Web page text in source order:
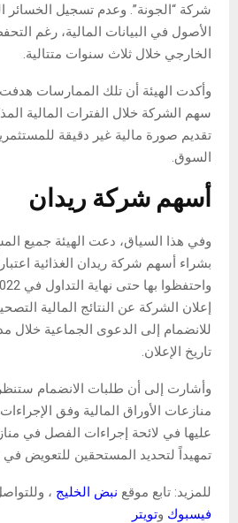
شركة “الجونة”. وعدم تسجيل الخسائر
الأصول في البيانات المالية، رغم
الخارجي خلال ثلاث سنوات متتالية.
وأكدت الهيئة أن تلك الممارسات هدفت
سهم الشركة خلال الفترات المالية
تقديم صورة مالية غير دقيقة
السوق.
أسهم شركة ريدان
وفي هذا السياق، دعت الهيئة جميع
إعلان الشركة عن النتائج المالية
تاريخ الإعلان.
وأشارت إلى أن طلبات الانضمام
منازعات الأوراق المالية وفق
عليها في لائحة إجراءات الفصل في
تمهيداً لتحديد المستحقين للتعويض
للمزيد: تابع موقع نبض الخليج ،
فيسبوك وتويتر